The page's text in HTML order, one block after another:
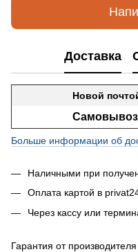
Доставка
Новой
Самовывоз
Больше информации об
Наличными при
Оплата картой в
Через кассу или
Гарантия от